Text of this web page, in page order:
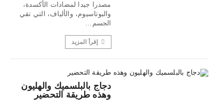
مصدرا جيدا لمضادات الأكسدة،
والبوتاسيوم، والألياف، التي تقي
الجسم…
إقرأ المزيد
دجاج بالبلسميك والهليون
وهذه طريقة التحضير